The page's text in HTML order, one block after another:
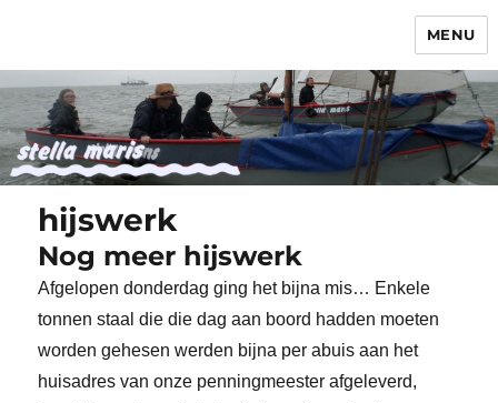
MENU
hijswerk
Nog meer hijswerk
Afgelopen donderdag ging het bijna mis… Enkele
tonnen staal die die dag aan boord hadden moeten
worden gehesen werden bijna per abuis aan het
huisadres van onze penningmeester afgeleverd,